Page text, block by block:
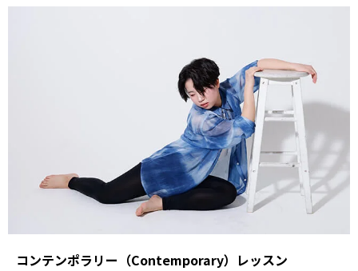
コンテンポラリー（Contemporary）レッスン